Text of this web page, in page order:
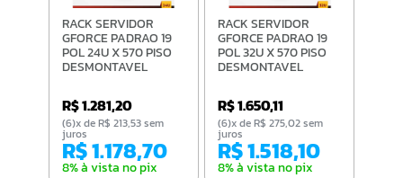
RACK SERVIDOR
GFORCE PADRAO 19
POL 24U X 570 PISO
DESMONTAVEL
PT
R$ 1.281,20
R$ 1.178,70
8% à vista no pix
(6)x de R$ 213,53 sem
juros
RACK SERVIDOR
GFORCE PADRAO 19
POL 32U X 570 PISO
DESMONTAVEL
PT
R$ 1.650,11
R$ 1.518,10
8% à vista no pix
(6)x de R$ 275,02 sem
juros